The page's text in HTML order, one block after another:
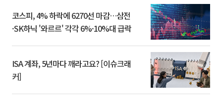
코스피, 4% 하락에 6270선 마감…삼전
·SK하닉 '와르르' 각각 6%·10%대 급락
ISA 계좌, 5년마다 깨라고요? [이슈크래
커]